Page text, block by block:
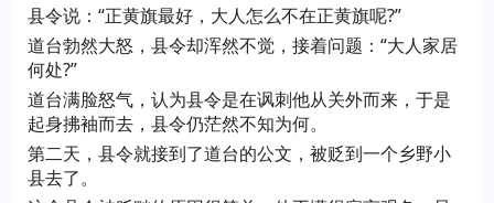
县令说：“正黄旗最好，大人怎么不在正黄旗呢?”
道台勃然大怒，县令却浑然不觉，接着问题：“大人家居
何处?”
道台满脸怒气，认为县令是在讽刺他从关外而来，于是
起身拂袖而去，县令仍茫然不知为何。
第二天，县令就接到了道台的公文，被贬到一个乡野小
县去了。